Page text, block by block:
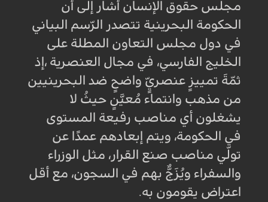
مجلس حقوق الإنسان أشار إلى أن
الحكومة البحرينية تتصدر الرّسم البياني
في دول مجلس التعاون المطلة على
الخليج الفارسي، في مجال العنصرية ،إذ
ثمّةَ تمييزٍ عنصريٍّ واضحٍ ضد البحرينيين
من مذهب وانتماء مُعيَّنٍ حيثُ لا
يشغلون أي مناصب رفيعة المستوى
في الحكومة، ويتم إبعادهم عمدًا عن
تولّي مناصب صنع القرار، مثل الوزراء
والسفراء ويُزَجُّ بهم في السجون، مع أقل
اعتراض يقومون به.